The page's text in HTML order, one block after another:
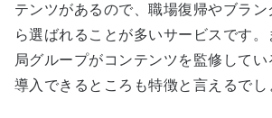
テンツがあるので、職場復帰やブラ
ら選ばれることが多いサービスです
局グループがコンテンツを監修して
導入できるところも特徴と言えるでし